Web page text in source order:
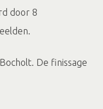
door 8
De finissage